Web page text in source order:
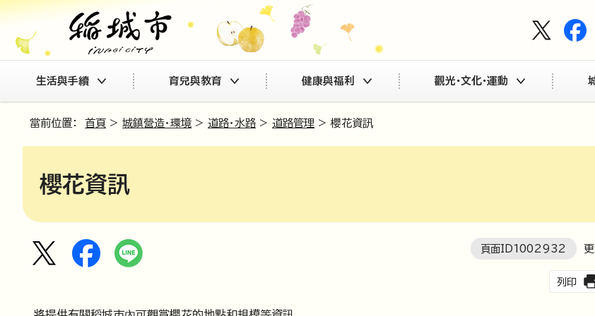
生活與手續 育兒與教育 健康與福利 觀光・文化・運動
當前位置： 首頁 > 城鎮營造・環境 > 道路・水路 > 道路管理 > 櫻花資訊
櫻花資訊
頁面ID1002932 更
列印